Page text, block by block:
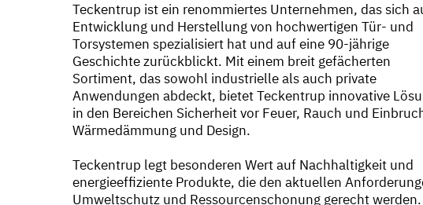
Teckentrup ist ein renommiertes Unternehmen, das sich
Entwicklung und Herstellung von hochwertigen Tür- und
Torsystemen spezialisiert hat und auf eine 90-jährige
Geschichte zurückblickt. Mit einem breit gefächerten
Sortiment, das sowohl industrielle als auch private
Anwendungen abdeckt, bietet Teckentrup innovative
in den Bereichen Sicherheit vor Feuer, Rauch und
Wärmedämmung und Design.
Teckentrup legt besonderen Wert auf Nachhaltigkeit und
energieeffiziente Produkte, die den aktuellen
Umweltschutz und Ressourcenschonung gerecht werden.